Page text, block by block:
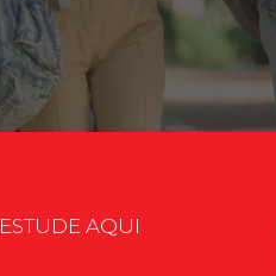
ESTUDE AQUI